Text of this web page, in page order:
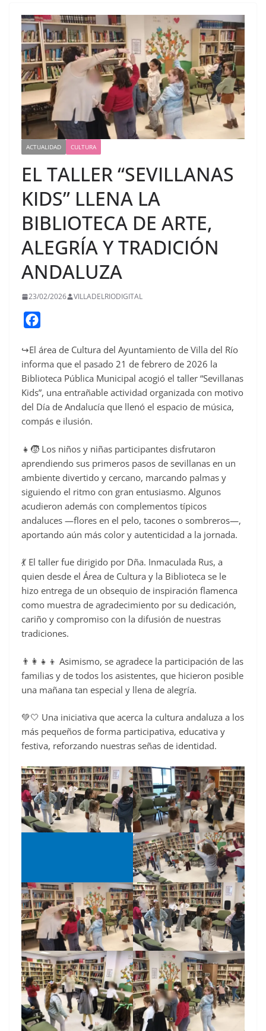
ACTUALIDAD CULTURA
EL TALLER “SEVILLANAS
KIDS” LLENA LA
BIBLIOTECA DE ARTE,
ALEGRÍA Y TRADICIÓN
ANDALUZA
23/02/2026 VILLADELRIODIGITAL
c
e
b
o
o
↪️El área de Cultura del Ayuntamiento de Villa del Río
informa que el pasado 21 de febrero de 2026 la
Biblioteca Pública Municipal acogió el taller “Sevillanas
Kids”, una entrañable actividad organizada con motivo
del Día de Andalucía que llenó el espacio de música,
compás e ilusión.
👧🧒 Los niños y niñas participantes disfrutaron
aprendiendo sus primeros pasos de sevillanas en un
ambiente divertido y cercano, marcando palmas y
siguiendo el ritmo con gran entusiasmo. Algunos
acudieron además con complementos típicos
andaluces —flores en el pelo, tacones o sombreros—,
aportando aún más color y autenticidad a la jornada.
💃 El taller fue dirigido por Dña. Inmaculada Rus, a
quien desde el Área de Cultura y la Biblioteca se le
hizo entrega de un obsequio de inspiración flamenca
como muestra de agradecimiento por su dedicación,
cariño y compromiso con la difusión de nuestras
tradiciones.
👨‍👩‍👧‍👦 Asimismo, se agradece la participación de las
familias y de todos los asistentes, que hicieron posible
una mañana tan especial y llena de alegría.
💚🤍 Una iniciativa que acerca la cultura andaluza a los
más pequeños de forma participativa, educativa y
festiva, reforzando nuestras señas de identidad.